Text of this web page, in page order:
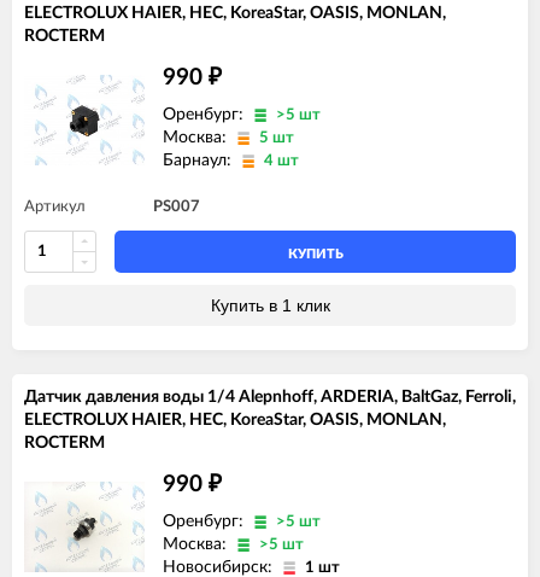
ELECTROLUX HAIER, HEC, KoreaStar, OASIS, MONLAN,
ROCTERM
990 ₽
Оренбург: >5 шт
Москва: 5 шт
Барнаул: 4 шт
Артикул PS007
КУПИТЬ
Купить в 1 клик
Датчик давления воды 1/4 Alepnhoff, ARDERIA, BaltGaz, Ferroli,
ELECTROLUX HAIER, HEC, KoreaStar, OASIS, MONLAN,
ROCTERM
990 ₽
Оренбург: >5 шт
Москва: >5 шт
Новосибирск: 1 шт